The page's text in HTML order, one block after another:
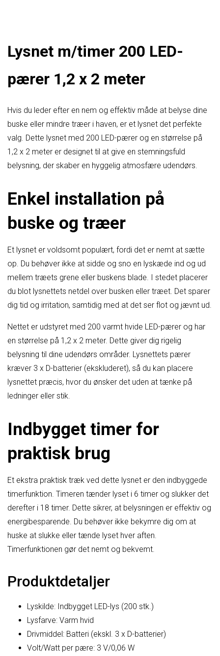
Lysnet m/timer 200 LED-
pærer 1,2 x 2 meter
Hvis du leder efter en nem og effektiv måde at belyse dine
buske eller mindre træer i haven, er et lysnet det perfekte
valg. Dette lysnet med 200 LED-pærer og en størrelse på
1,2 x 2 meter er designet til at give en stemningsfuld
belysning, der skaber en hyggelig atmosfære udendørs.
Enkel installation på
buske og træer
Et lysnet er voldsomt populært, fordi det er nemt at sætte
op. Du behøver ikke at sidde og sno en lyskæde ind og ud
mellem træets grene eller buskens blade. I stedet placerer
du blot lysnettets netdel over busken eller træet. Det sparer
dig tid og irritation, samtidig med at det ser flot og jævnt ud.
Nettet er udstyret med 200 varmt hvide LED-pærer og har
en størrelse på 1,2 x 2 meter. Dette giver dig rigelig
belysning til dine udendørs områder. Lysnettets pærer
kræver 3 x D-batterier (ekskluderet), så du kan placere
lysnettet præcis, hvor du ønsker det uden at tænke på
ledninger eller stik.
Indbygget timer for
praktisk brug
Et ekstra praktisk træk ved dette lysnet er den indbyggede
timerfunktion. Timeren tænder lyset i 6 timer og slukker det
derefter i 18 timer. Dette sikrer, at belysningen er effektiv og
energibesparende. Du behøver ikke bekymre dig om at
huske at slukke eller tænde lyset hver aften.
Timerfunktionen gør det nemt og bekvemt.
Produktdetaljer
Lyskilde: Indbygget LED-lys (200 stk.)
Lysfarve: Varm hvid
Drivmiddel: Batteri (ekskl. 3 x D-batterier)
Volt/Watt per pære: 3 V/0,06 W